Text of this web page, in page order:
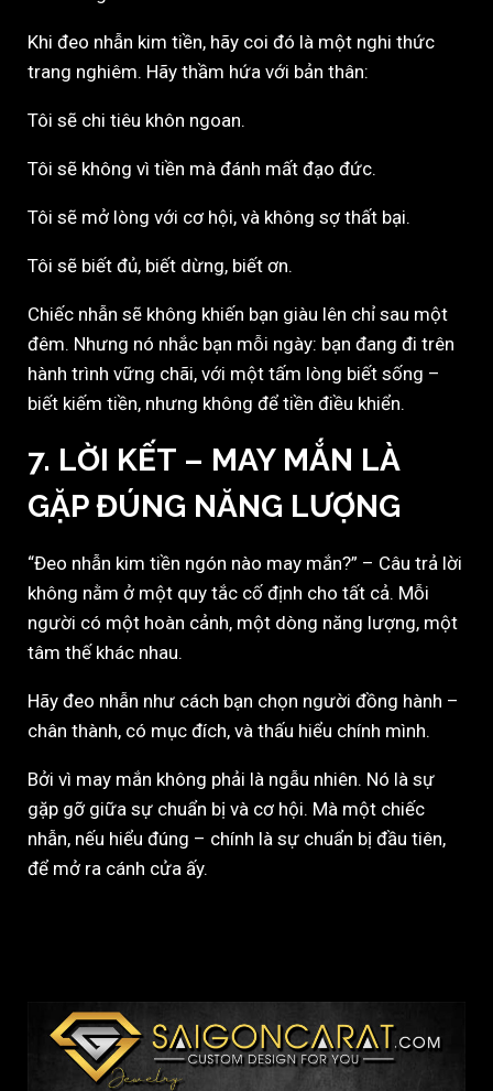
Khi đeo nhẫn kim tiền, hãy coi đó là một nghi thức
trang nghiêm. Hãy thầm hứa với bản thân:
Tôi sẽ chi tiêu khôn ngoan.
Tôi sẽ không vì tiền mà đánh mất đạo đức.
Tôi sẽ mở lòng với cơ hội, và không sợ thất bại.
Tôi sẽ biết đủ, biết dừng, biết ơn.
Chiếc nhẫn sẽ không khiến bạn giàu lên chỉ sau một
đêm. Nhưng nó nhắc bạn mỗi ngày: bạn đang đi trên
hành trình vững chãi, với một tấm lòng biết sống –
biết kiếm tiền, nhưng không để tiền điều khiển.
7. LỜI KẾT – MAY MẮN LÀ
GẶP ĐÚNG NĂNG LƯỢNG
“Đeo nhẫn kim tiền ngón nào may mắn?” – Câu trả lời
không nằm ở một quy tắc cố định cho tất cả. Mỗi
người có một hoàn cảnh, một dòng năng lượng, một
tâm thế khác nhau.
Hãy đeo nhẫn như cách bạn chọn người đồng hành –
chân thành, có mục đích, và thấu hiểu chính mình.
Bởi vì may mắn không phải là ngẫu nhiên. Nó là sự
gặp gỡ giữa sự chuẩn bị và cơ hội. Mà một chiếc
nhẫn, nếu hiểu đúng – chính là sự chuẩn bị đầu tiên,
để mở ra cánh cửa ấy.